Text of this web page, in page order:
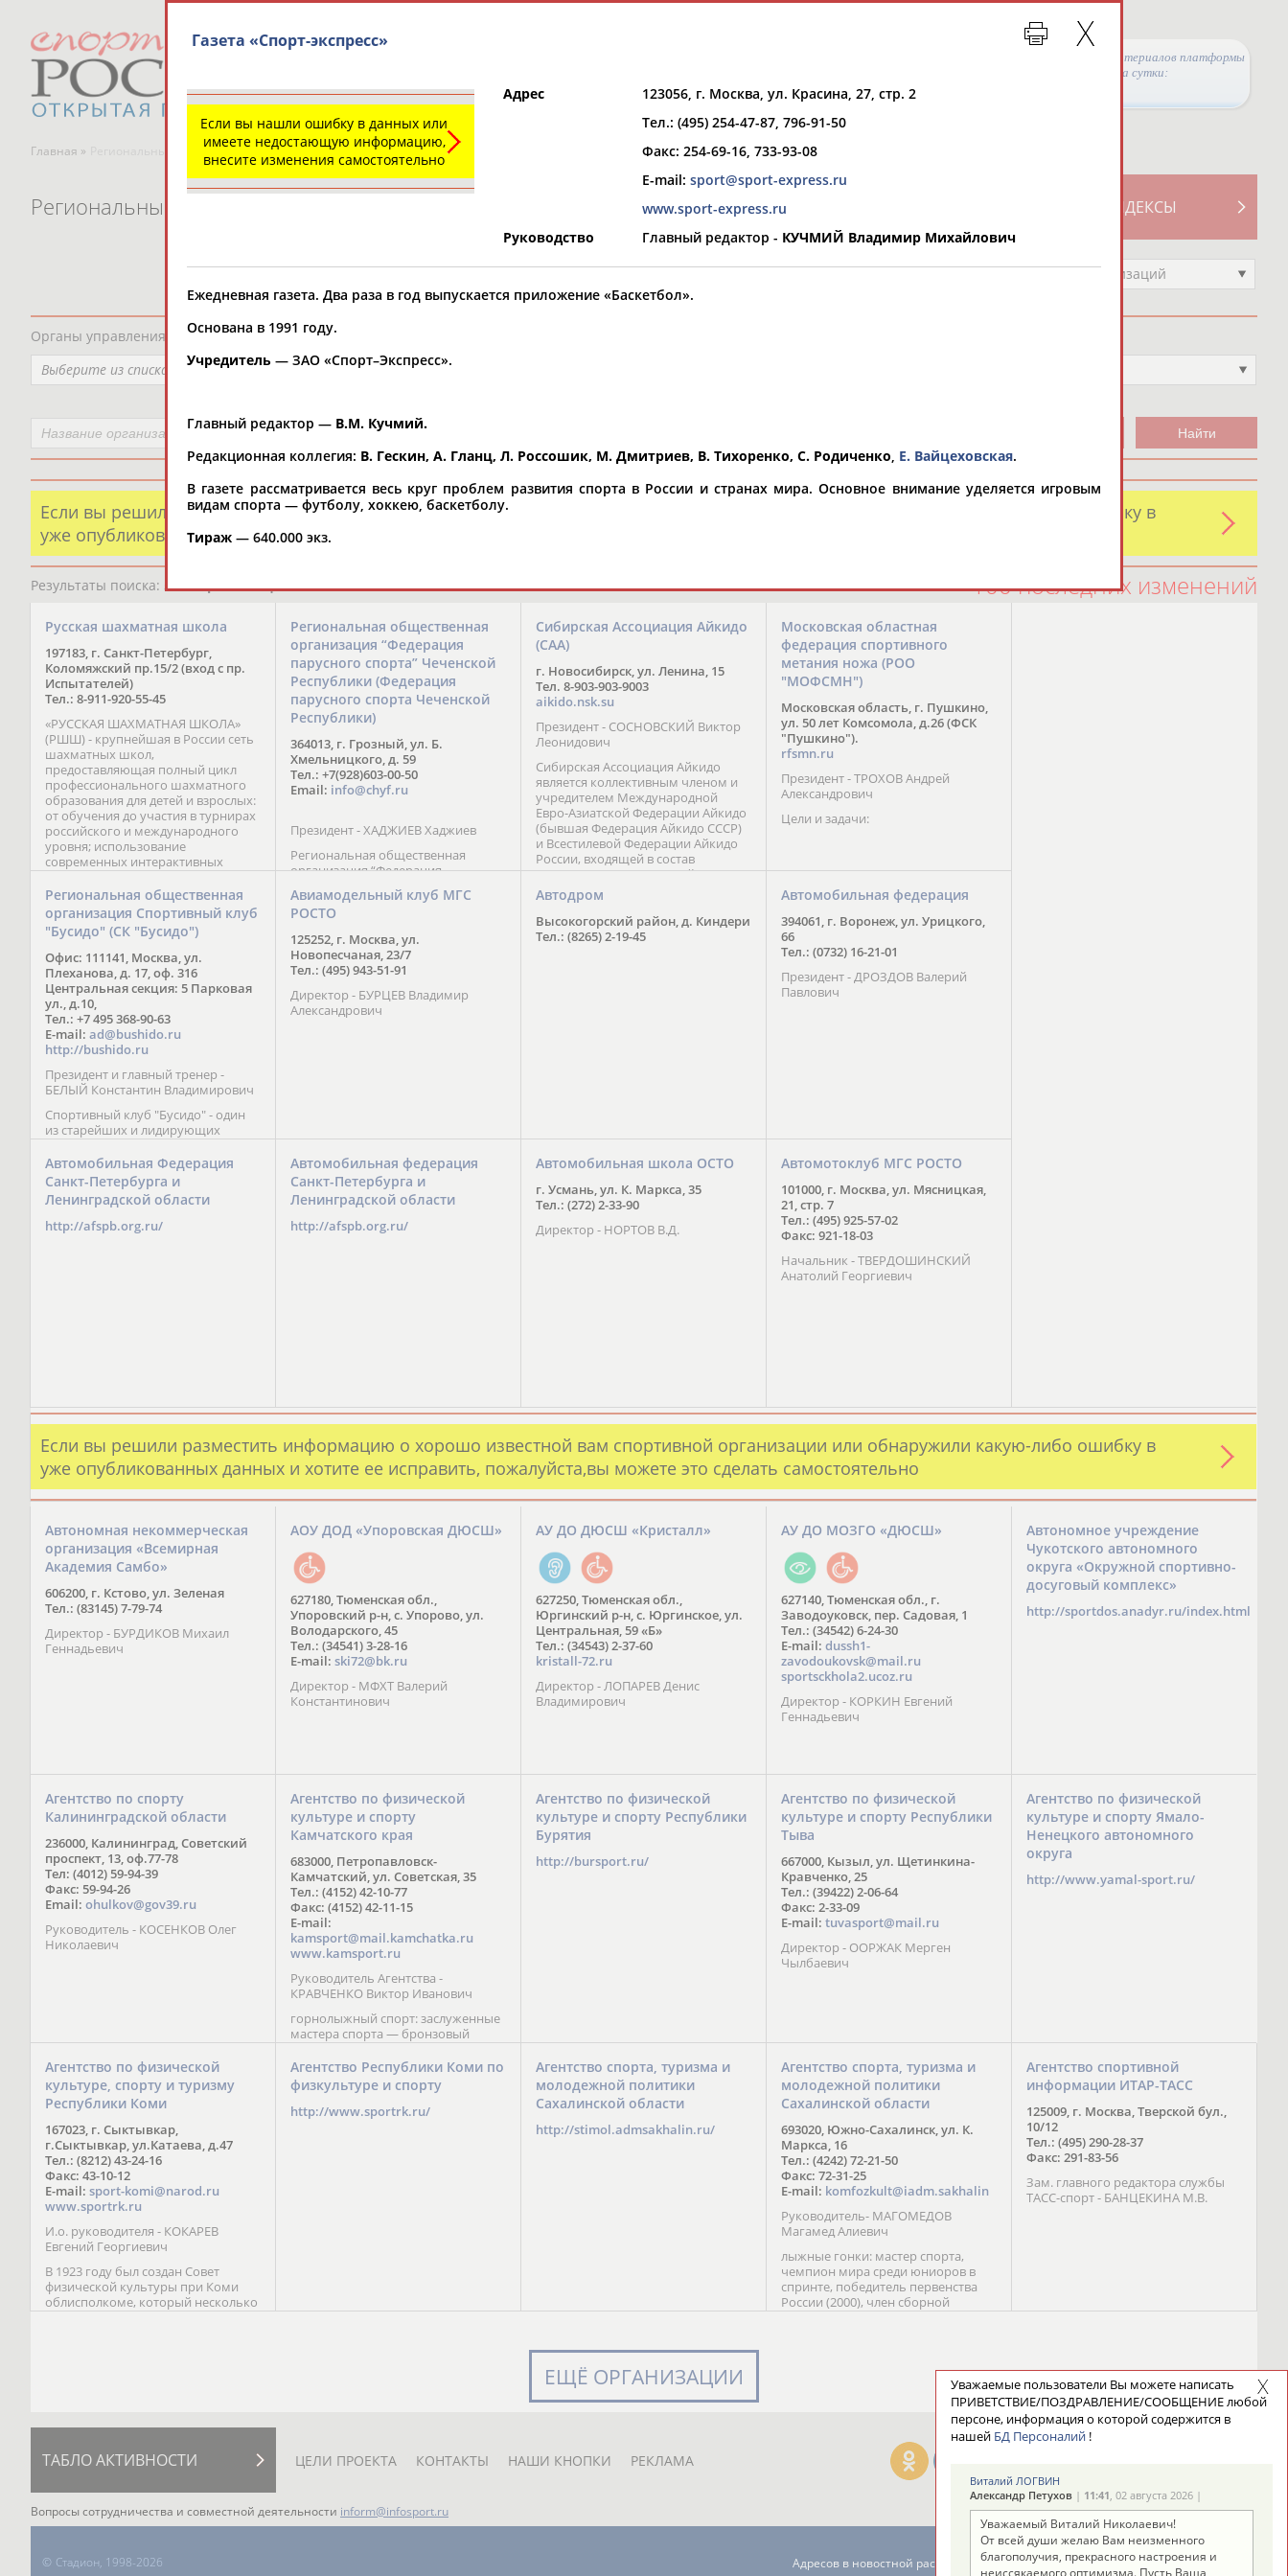
Просмотры материалов платформы
за сутки:
Главная » Региональные спортивные организации
СВОДНЫЕ ИНДЕКСЫ
ТАБЛО АКТИВНОСТИ
РЕСУРСНАЯ ПЛОЩАДКА
Региональные спортивные организации
Выберите другой тип организаций
Органы управления, федерации, ВУЗы, Академии и т.п.
Выберите из списка
Если вы решили разместить информацию о хорошо известной вам спортивной организации или обнаружили какую-либо ошибку в
уже опубликованных данных и хотите ее исправить, пожалуйста, вы можете это сделать самостоятельно
Результаты поиска: 5723 организаций 100 последних изменений
Русская шахматная школа
197183, г. Санкт-Петербург,
Коломяжский пр.15/2 (вход с пр.
Испытателей)
Тел.: 8-911-920-55-45
«РУССКАЯ ШАХМАТНАЯ ШКОЛА»
(РШШ) - крупнейшая в России сеть
шахматных школ,
предоставляющая полный цикл
профессионального шахматного
образования для детей и взрослых:
от обучения до участия в турнирах
российского и международного
уровня; использование
современных интерактивных
методик подачи материала;
обучение на русском и английском
языках; специалисты с опытом
преподавания более 20 лет;
направленность на общее
развитие ребенка: проведение
творческих мастер-классов, уроков
по истории и литературе,
организация регулярных
шахматных сборов на спортивных
базах и в детских лагерях,
проведение встреч с выдающимися
шахматистами; корпоративное
обучение; онлайн обучение в
форме вебинаров и
индивидуальных занятий, круглые
столы российских и
международных тренеров,
трансляция мероприятий и
турниров.
Региональная общественная
организация “Федерация
парусного спорта” Чеченской
Республики (Федерация
парусного спорта Чеченской
Республики)
364013, г. Грозный, ул. Б.
Хмельницкого, д. 59
Тел.: +7(928)603-00-50
Email: info@chyf.ru
Президент - ХАДЖИЕВ Хаджиев
Региональная общественная
организация “Федерация
парусного спорта” Чеченской
Республики начала свою
деятельность в декабре 2016 года.
Миссия федерации состоит в
популяризации парусного спорта,
привлечении и содействии
развитию спорта в этом регионе и
спортсменов на российских и
международных соревнованиях.
Сибирская Ассоциация Айкидо
(САА)
г. Новосибирск, ул. Ленина, 15
Тел. 8-903-903-9003
aikido.nsk.su
Президент - СОСНОВСКИЙ Виктор
Леонидович
Сибирская Ассоциация Айкидо
является коллективным членом и
учредителем Международной
Евро-Азиатской Федерации Айкидо
(бывшая Федерация Айкидо СССР)
и Всестилевой Федерации Айкидо
России, входящей в состав
Национального Совета Айкидо
России, президентом которого
является С. В. Киреенко
Московская областная
федерация спортивного
метания ножа (РОО
"МОФСМН")
Московская область, г. Пушкино,
ул. 50 лет Комсомола, д.26 (ФСК
"Пушкино").
rfsmn.ru
Президент - ТРОХОВ Андрей
Александрович
Цели и задачи:
Региональная общественная
организация Спортивный клуб
"Бусидо" (СК "Бусидо")
Офис: 111141, Москва, ул.
Плеханова, д. 17, оф. 316
Центральная секция: 5 Парковая
ул., д.10,
Тел.: +7 495 368-90-63
E-mail: ad@bushido.ru
http://bushido.ru
Президент и главный тренер -
БЕЛЫЙ Константин Владимирович
Спортивный клуб "Бусидо" - один
из старейших и лидирующих
клубов России, изучающих и
развивающих различные боевые
искусства и, прежде всего, каратэ
Кёкусинкай - первого в мире стиля
контактного каратэ, получившего
огромное развитие во всем
мире. Однако, спектр интересов
Авиамодельный клуб МГС
РОСТО
125252, г. Москва, ул.
Новопесчаная, 23/7
Тел.: (495) 943-51-91
Директор - БУРЦЕВ Владимир
Александрович
Автодром
Высокогорский район, д. Киндери
Тел.: (8265) 2-19-45
Автомобильная федерация
394061, г. Воронеж, ул. Урицкого,
66
Тел.: (0732) 16-21-01
Президент - ДРОЗДОВ Валерий
Павлович
Автомобильная Федерация
Санкт-Петербурга и
Ленинградской области
http://afspb.org.ru/
Автомобильная федерация
Санкт-Петербурга и
Ленинградской области
http://afspb.org.ru/
Автомобильная школа ОСТО
г. Усмань, ул. К. Маркса, 35
Тел.: (272) 2-33-90
Директор - НОРТОВ В.Д.
Автомотоклуб МГС РОСТО
101000, г. Москва, ул. Мясницкая,
21, стр. 7
Тел.: (495) 925-57-02
Факс: 921-18-03
Начальник - ТВЕРДОШИНСКИЙ
Анатолий Георгиевич
Если вы решили разместить информацию о хорошо известной вам спортивной организации или обнаружили какую-либо ошибку в
уже опубликованных данных и хотите ее исправить, пожалуйста,вы можете это сделать самостоятельно
Автономная некоммерческая
организация «Всемирная
Академия Самбо»
606200, г. Кстово, ул. Зеленая
Тел.: (83145) 7-79-74
Директор - БУРДИКОВ Михаил
Геннадьевич
АОУ ДОД «Упоровская ДЮСШ»
627180, Тюменская обл.,
Упоровский р-н, с. Упорово, ул.
Володарского, 45
Тел.: (34541) 3-28-16
E-mail: ski72@bk.ru
Директор - МФХТ Валерий
Константинович
АУ ДО ДЮСШ «Кристалл»
627250, Тюменская обл.,
Юргинский р-н, с. Юргинское, ул.
Центральная, 59 «Б»
Тел.: (34543) 2-37-60
kristall-72.ru
Директор - ЛОПАРЕВ Денис
Владимирович
АУ ДО МОЗГО «ДЮСШ»
627140, Тюменская обл., г.
Заводоуковск, пер. Садовая, 1
Тел.: (34542) 6-24-30
​E-mail: dussh1-
zavodoukovsk@mail.ru
sportsckhola2.ucoz.ru
Директор - КОРКИН Евгений
Геннадьевич
Автономное учреждение
Чукотского автономного
округа «Окружной спортивно-
досуговый комплекс»
http://sportdos.anadyr.ru/index.html
Агентство по спорту
Калининградской области
236000, Калининград, Советский
проспект, 13, оф.77-78
Тел: (4012) 59-94-39
Факс: 59-94-26
Email: ohulkov@gov39.ru
Руководитель - КОСЕНКОВ Олег
Николаевич
Агентство по физической
культуре и спорту
Камчатского края
683000, Петропавловск-
Камчатский, ул. Советская, 35
Тел.: (4152) 42-10-77
Факс: (4152) 42-11-15
E-mail:
kamsport@mail.kamchatka.ru
www.kamsport.ru
Руководитель Агентства -
КРАВЧЕНКО Виктор Иванович
горнолыжный спорт: заслуженные
мастера спорта — бронзовый
призер Кубка мира (1997),
обладатель Кубка Европы (2002) В.
Зеленская; бронзовый призер
Паралимпийских игр в Солт-Лейк-
Сити (2002) А. Мошкин; мастер
Агентство по физической
культуре и спорту Республики
Бурятия
http://bursport.ru/
Агентство по физической
культуре и спорту Республики
Тыва
667000, Кызыл, ул. Щетинкина-
Кравченко, 25
Тел.: (39422) 2-06-64
Факс: 2-33-09
E-mail: tuvasport@mail.ru
Директор - ООРЖАК Мерген
Чылбаевич
Агентство по физической
культуре и спорту Ямало-
Ненецкого автономного
округа
http://www.yamal-sport.ru/
Агентство по физической
культуре, спорту и туризму
Республики Коми
167023, г. Сыктывкар,
г.Сыктывкар, ул.Катаева, д.47
Тел.: (8212) 43-24-16
Факс: 43-10-12
E-mail: sport-komi@narod.ru
www.sportrk.ru
И.о. руководителя - КОКАРЕВ
Евгений Георгиевич
В 1923 году был создан Совет
физической культуры при Коми
облисполкоме, который несколько
раз реорганизовывался; с 1994 года
Агентство Республики Коми по
физкультуре и спорту
http://www.sportrk.ru/
Агентство спорта, туризма и
молодежной политики
Сахалинской области
http://stimol.admsakhalin.ru/
Агентство спорта, туризма и
молодежной политики
Сахалинской области
693020, Южно-Сахалинск, ул. К.
Маркса, 16
Тел.: (4242) 72-21-50
Факс: 72-31-25
E-mail: komfozkult@iadm.sakhalin
Руководитель- МАГОМЕДОВ
Магамед Алиевич
лыжные гонки: мастер спорта,
чемпион мира среди юниоров в
спринте, победитель первенства
России (2000), член сборной
команды России С. Новиков;
Кубка России (1999) В. Разницын;
первенств России (1999, 2000), член
юниорской сборной команды
Агентство спортивной
информации ИТАР-ТАСС
125009, г. Москва, Тверской бул.,
10/12
Тел.: (495) 290-28-37
Факс: 291-83-56
Зам. главного редактора службы
ТАСС-спорт - БАНЦЕКИНА М.В.
ЕЩЁ ОРГАНИЗАЦИИ
Газета «Спорт-экспресс»
Если вы нашли ошибку в данных или
имеете недостающую информацию,
внесите изменения самостоятельно
Адрес
123056, г. Москва, ул. Красина, 27, стр. 2
Тел.: (495) 254-47-87, 796-91-50
Факс: 254-69-16, 733-93-08
E-mail: sport@sport-express.ru
www.sport-express.ru
Руководство
Главный редактор - КУЧМИЙ Владимир Михайлович
Ежедневная газета. Два раза в год выпускается приложение «Баскетбол».
Основана в 1991 году.
Учредитель — ЗАО «Спорт–Экспресс».
Главный редактор — В.М. Кучмий.
Редакционная коллегия: В. Гескин, А. Гланц, Л. Россошик, М. Дмитриев, В. Тихоренко, С. Родиченко, Е. Вайцеховская.
В газете рассматривается весь круг проблем развития спорта в России и странах мира. Основное внимание уделяется игровым
видам спорта — футболу, хоккею, баскетболу.
Тираж — 640.000 экз.
ТАБЛО АКТИВНОСТИ ЦЕЛИ ПРОЕКТА КОНТАКТЫ НАШИ КНОПКИ РЕКЛАМА
Вопросы сотрудничества и совместной деятельности inform@infosport.ru
© Стадион, 1998-2026 Адресов в новостной рассылке: 996
Уважаемые пользователи Вы можете написать
ПРИВЕТСТВИЕ/ПОЗДРАВЛЕНИЕ/СООБЩЕНИЕ любой
персоне, информация о которой содержится в
нашей БД Персоналий !
Виталий ЛОГВИН
Александр Петухов | 11:41, 02 августа 2026 |
Уважаемый Виталий Николаевич!
От всей души желаю Вам неизменного
благополучия, прекрасного настроения и
неиссякаемого оптимизма. Пусть Ваша